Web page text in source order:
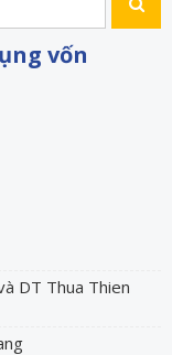
vốn
DT Thua Thien